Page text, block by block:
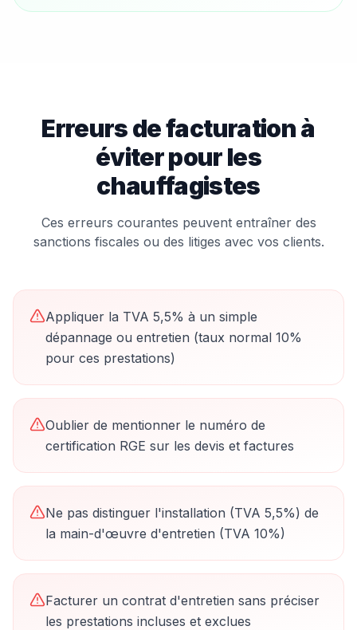
Erreurs de facturation à
éviter pour les
chauffagistes
Ces erreurs courantes peuvent entraîner des
sanctions fiscales ou des litiges avec vos clients.
Appliquer la TVA 5,5% à un simple
dépannage ou entretien (taux normal 10%
pour ces prestations)
Oublier de mentionner le numéro de
certification RGE sur les devis et factures
Ne pas distinguer l'installation (TVA 5,5%) de
la main-d'œuvre d'entretien (TVA 10%)
Facturer un contrat d'entretien sans préciser
les prestations incluses et exclues